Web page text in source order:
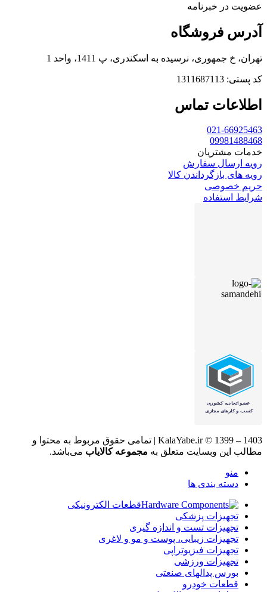
عضویت در خبرنامه
آدرس فروشگاه
تهران، خ جمهوری، نرسیده به اسکندری، پ 1411، واحد 1
کد پستی: 1311687113
اطلاعات تماس
021-66925463
09981488468
خدمات مشتریان
رویه ارسال سفارش
رویه های بازگرداندن کالا
حریم خصوصی
شرایط استفاده
KalaYabe.ir © 1399 – 1403 | تمامی حقوق مربوط به محتوا و
مطالب این وبسایت متعلق به مجموعه کالایاب می‌باشد.
منو
دسته بندی ها
قطعات الکترونیکی
تجهیزات پزشکی
تجهیزات تست و اندازه گیری
تجهیزات زیبایی، پوست و مو و لاغری
تجهیزات فیزیوتراپی
تجهیزات ورزشی
بورس پدالهای صنعتی
قطعات خودرو